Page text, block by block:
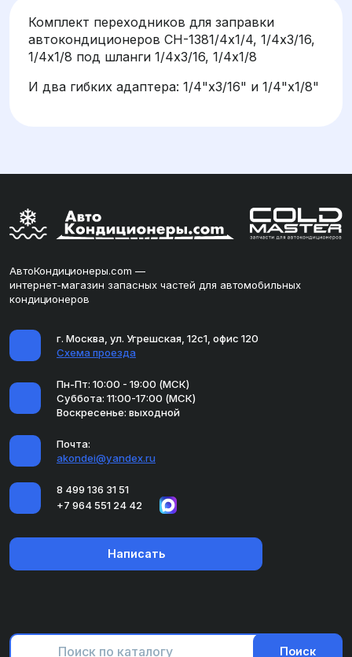
Комплект переходников для заправки
автокондиционеров CH-1381/4х1/4, 1/4х3/16,
1/4х1/8 под шланги 1/4х3/16, 1/4х1/8
И два гибких адаптера: 1/4"x3/16" и 1/4"x1/8"
АвтоКондиционеры.com —
интернет-магазин запасных частей для автомобильных
кондиционеров
г. Москва, ул. Угрешская, 12с1, офис 120
Схема проезда
Пн-Пт: 10:00 - 19:00 (МСК)
Суббота: 11:00-17:00 (МСК)
Воскресенье: выходной
Почта:
akondei@yandex.ru
8 499 136 31 51
+7 964 551 24 42
Написать
Поиск